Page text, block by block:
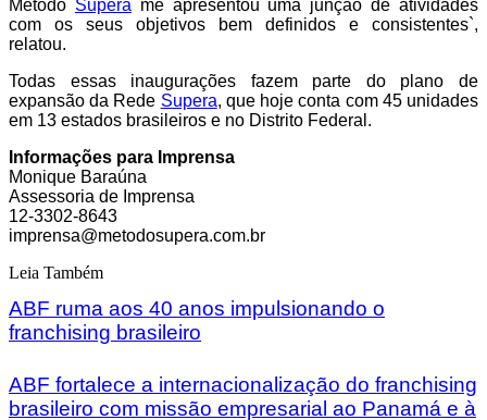
Método Supera me apresentou uma junção de atividades
com os seus objetivos bem definidos e consistentes`,
relatou.
Todas essas inaugurações fazem parte do plano de
expansão da Rede Supera, que hoje conta com 45 unidades
em 13 estados brasileiros e no Distrito Federal.
Informações para Imprensa
Monique Baraúna
Assessoria de Imprensa
12-3302-8643
imprensa@metodosupera.com.br
Leia Também
ABF ruma aos 40 anos impulsionando o
franchising brasileiro
ABF fortalece a internacionalização do franchising
brasileiro com missão empresarial ao Panamá e à